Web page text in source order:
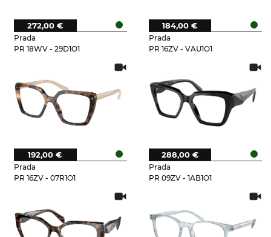
Prada
PR 18WV - 29D1O1
272,00 €
Prada
PR 16ZV - VAU1O1
184,00 €
Prada
PR 16ZV - 07R1O1
192,00 €
Prada
PR 09ZV - 1AB1O1
288,00 €